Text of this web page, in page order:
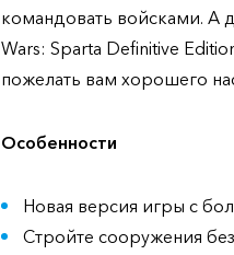
командовать войсками. А
Wars: Sparta Definitive
пожелать вам хорошего
Особенности
Новая версия игры с
Стройте сооружения